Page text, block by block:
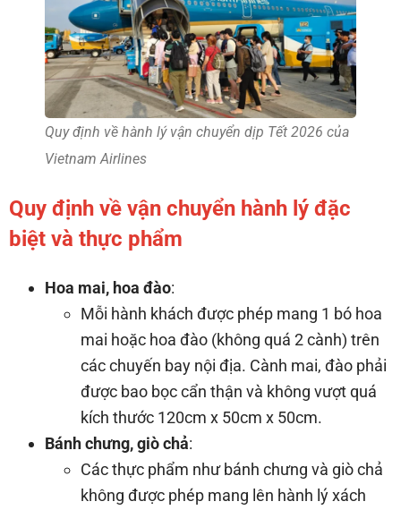
Quy định về hành lý vận chuyển dịp Tết 2026 của
Vietnam Airlines
Quy định về vận chuyển hành lý đặc
biệt và thực phẩm
Hoa mai, hoa đào:
Mỗi hành khách được phép mang 1 bó hoa
mai hoặc hoa đào (không quá 2 cành) trên
các chuyến bay nội địa. Cành mai, đào phải
được bao bọc cẩn thận và không vượt quá
kích thước 120cm x 50cm x 50cm.
Bánh chưng, giò chả:
Các thực phẩm như bánh chưng và giò chả
không được phép mang lên hành lý xách